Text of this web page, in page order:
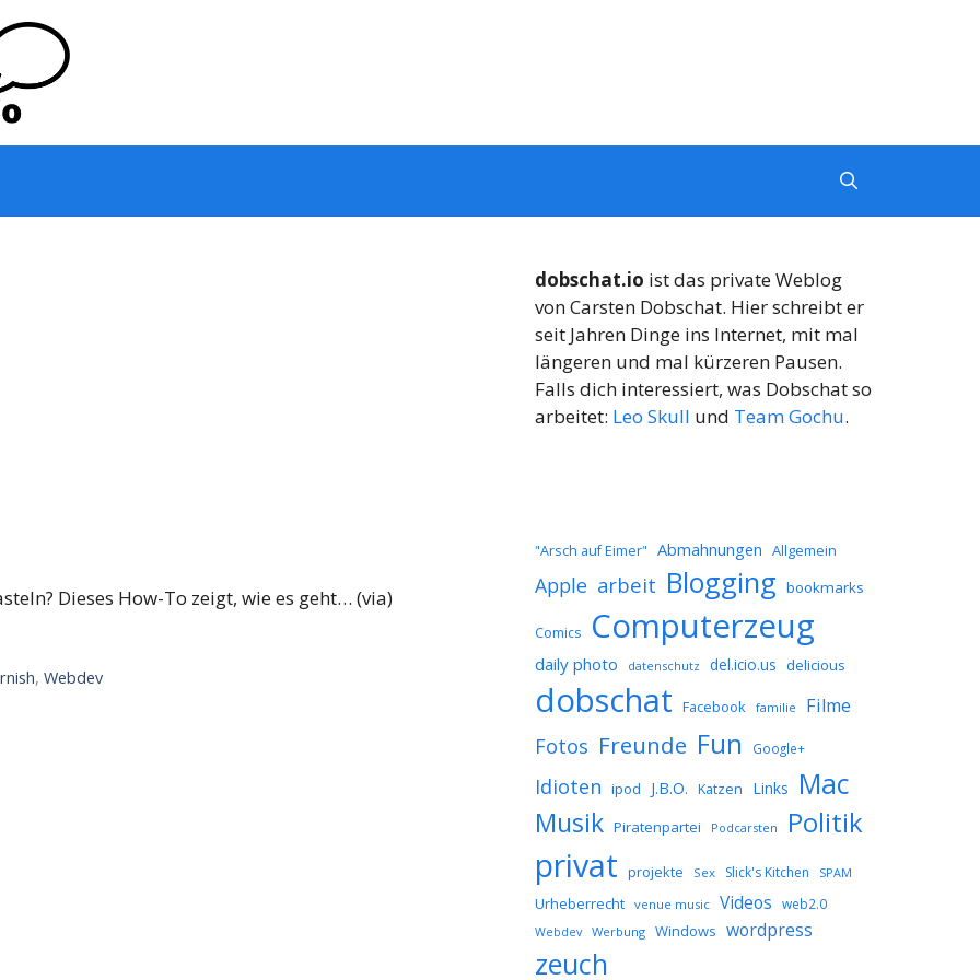
Dieses How-To zeigt, wie es geht… (via)
,Webdev
dobschat.io ist das private Weblog
von Carsten Dobschat. Hier schreibt er
seit Jahren Dinge ins Internet, mit mal
längeren und mal kürzeren Pausen.
Falls dich interessiert, was Dobschat so
arbeitet: Leo Skull und Team Gochu.
"Arsch auf Eimer" Abmahnungen Allgemein
Apple arbeit Blogging bookmarks
Comics Computerzeug
daily photo datenschutz del.icio.us delicious
dobschat Facebook familie Filme
Fotos Freunde Fun Google+
Idioten ipod J.B.O. Katzen Links Mac
Musik Piratenpartei Podcarsten Politik
privat projekte Sex Slick's Kitchen SPAM
Urheberrecht venue music Videos web2.0
Webdev Werbung Windows wordpress
zeuch